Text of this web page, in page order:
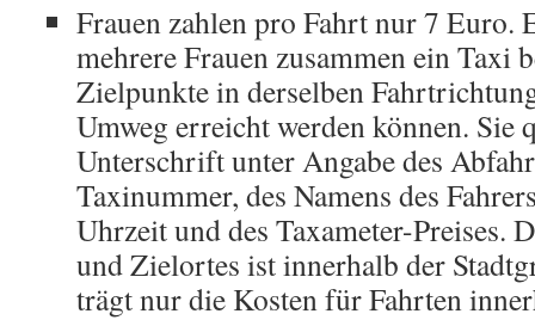
Frauen zahlen pro Fahrt nur 7 Euro.
mehrere Frauen zusammen ein Taxi
Zielpunkte in derselben
Umweg erreicht werden können. Sie
Unterschrift unter Angabe des
Taxinummer, des Namens des
Uhrzeit und des Taxameter-Preises.
und Zielortes ist innerhalb der
trägt nur die Kosten für Fahrten